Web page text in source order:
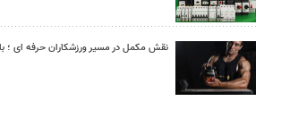
نقش مکمل در مسیر ورزشکاران حرفه ای ؛